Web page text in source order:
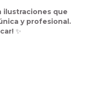
ilustraciones que
y profesional.
✨